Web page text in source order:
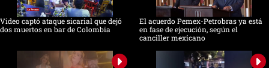
Video captó ataque sicarial que dejó
dos muertos en bar de Colombia
El acuerdo Pemex-Petrobras ya está
en fase de ejecución, según el
canciller mexicano